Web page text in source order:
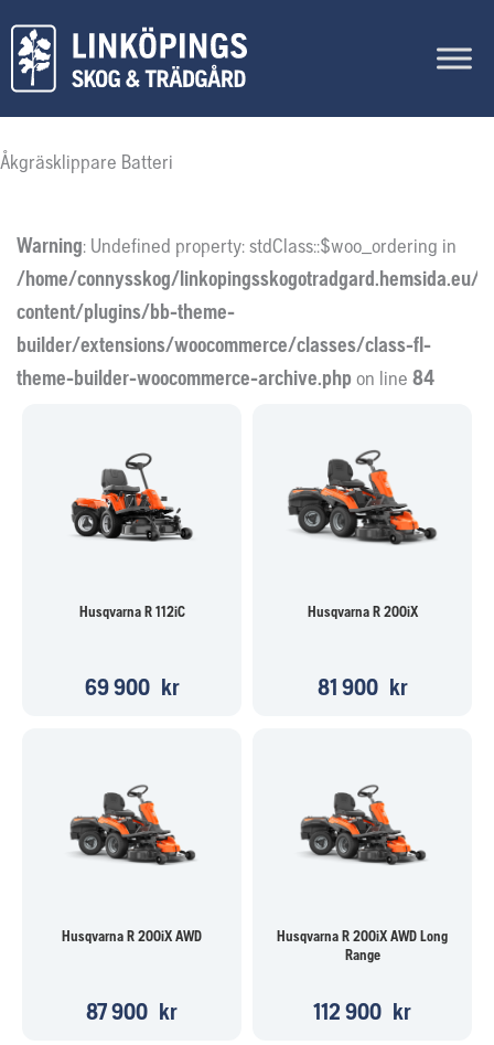
innehåll
Åkgräsklippare Batteri
Warning: Undefined property: stdClass::$woo_ordering in
/home/connysskog/linkopingsskogotradgard.hemsida.eu/
content/plugins/bb-theme-
builder/extensions/woocommerce/classes/class-fl-
theme-builder-woocommerce-archive.php on line 84
Husqvarna R 112iC
69 900 kr
Husqvarna R 200iX
81 900 kr
Husqvarna R 200iX AWD
87 900 kr
Husqvarna R 200iX AWD Long
Range
112 900 kr